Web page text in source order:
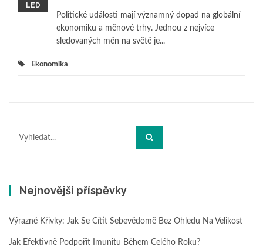
LED
Politické události mají významný dopad na globální
ekonomiku a měnové trhy. Jednou z nejvíce
sledovaných měn na světě je...
Ekonomika
Hledat:
Nejnovější příspěvky
Výrazné Křivky: Jak Se Cítit Sebevědomě Bez Ohledu Na Velikost
Jak Efektivně Podpořit Imunitu Během Celého Roku?